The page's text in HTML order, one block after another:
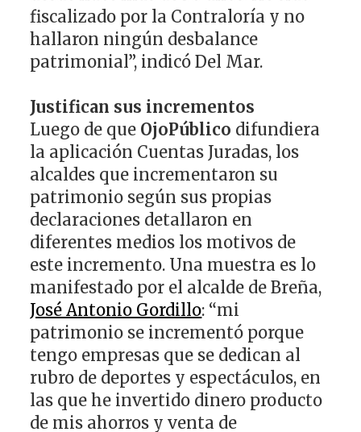
fiscalizado por la Contraloría y no
hallaron ningún desbalance
patrimonial”, indicó Del Mar.
Justifican sus incrementos
Luego de que OjoPúblico difundiera
la aplicación Cuentas Juradas, los
alcaldes que incrementaron su
patrimonio según sus propias
declaraciones detallaron en
diferentes medios los motivos de
este incremento. Una muestra es lo
manifestado por el alcalde de Breña,
José Antonio Gordillo: “mi
patrimonio se incrementó porque
tengo empresas que se dedican al
rubro de deportes y espectáculos, en
las que he invertido dinero producto
de mis ahorros y venta de